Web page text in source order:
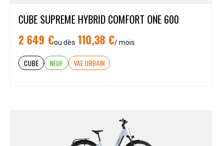
CUBE SUPREME HYBRID COMFORT ONE 600
2 649 €ou dès 110,38 €/ mois
CUBE NEUF VAE URBAIN